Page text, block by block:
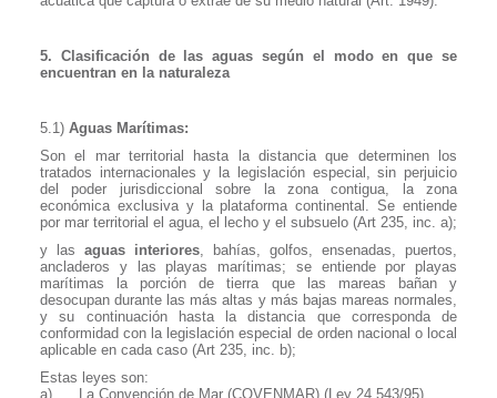
5. Clasificación de las aguas según el modo en que se
encuentran en la naturaleza
5.1) Aguas Marítimas:
Son el mar territorial hasta la distancia que determinen los
tratados internacionales y la legislación especial, sin perjuicio
del poder jurisdiccional sobre la zona contigua, la zona
económica exclusiva y la plataforma continental. Se entiende
por mar territorial el agua, el lecho y el subsuelo (Art 235, inc. a);
y las aguas interiores, bahías, golfos, ensenadas, puertos,
ancladeros y las playas marítimas; se entiende por playas
marítimas la porción de tierra que las mareas bañan y
desocupan durante las más altas y más bajas mareas normales,
y su continuación hasta la distancia que corresponda de
conformidad con la legislación especial de orden nacional o local
aplicable en cada caso (Art 235, inc. b);
Estas leyes son:
a)
La Convención de Mar (COVENMAR) (Ley 24.543/95)